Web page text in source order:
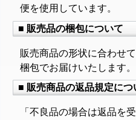
便を使用しています。
■ 販売品の梱包について
販売商品の形状に合わせ
梱包でお届けいたします。
■ 販売商品の返品規定につ
「不良品の場合は返品を